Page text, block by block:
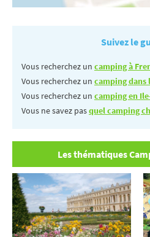
Suivez le
Vous recherchez un camping à
Vous recherchez un camping dans
Vous recherchez un camping en
Vous ne savez pasquel camping
Les thématiques